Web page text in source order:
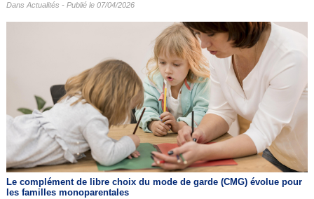
Dans Actualités - Publié le 07/04/2026
Le complément de libre choix du mode de garde (CMG) évolue pour
les familles monoparentales